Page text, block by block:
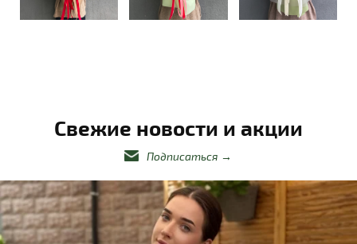
Свежие новости и акции
Подписаться →